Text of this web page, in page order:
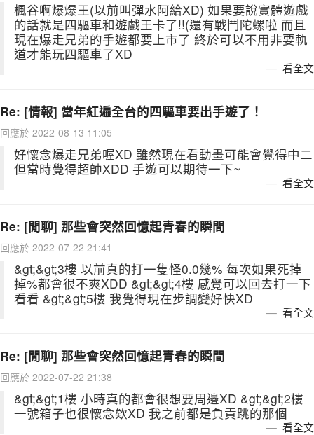
楓谷啊爆爆王(以前叫彈水阿給XD) 如果要說實體遊戲
的話就是四驅車和遊戲王卡了!!(還有戰鬥陀螺啦 而且
現在爆走兄弟的手遊都要上市了 終於可以不用非要軌
道才能玩四驅車了XD
看全文
Re: [情報] 當年紅遍全台的四驅車要出手遊了！
回應於 2022-08-13 11:05
好懷念爆走兄弟喔XD 雖然現在看動畫可能會覺得中二
但當時覺得超帥XDD 手遊可以期待一下~
看全文
Re: [閒聊] 那些會突然回憶起青春的瞬間
回應於 2022-07-22 21:41
&gt;&gt;3樓 以前真的打一隻怪0.0幾% 每次如果死掉
掉%都會很不爽XDD &gt;&gt;4樓 感覺可以回去打一下
看看 &gt;&gt;5樓 我覺得現在步調變好快XD
看全文
Re: [閒聊] 那些會突然回憶起青春的瞬間
回應於 2022-07-22 21:38
&gt;&gt;1樓 小時真的都會很想要周邊XD &gt;&gt;2樓
一號箱子也很懷念欸XD 我之前都是負責跳的那個
看全文